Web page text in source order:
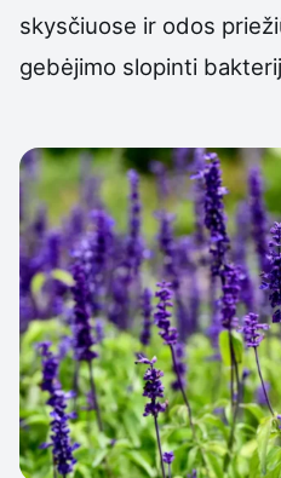
skysčiuose ir odos
gebėjimo slopinti